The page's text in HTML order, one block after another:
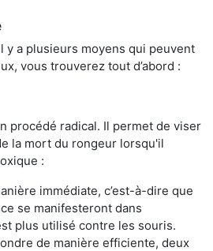
y a plusieurs moyens qui peuvent
vous trouverez tout d’abord :
procédé radical. Il permet de viser
la mort du rongeur lorsqu'il
:
immédiate, c’est-à-dire que
se manifesteront dans
plus utilisé contre les souris.
de manière efficiente, deux